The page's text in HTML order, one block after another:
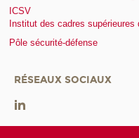
ICSV
Institut des cadres supérieures
Pôle sécurité-défense
RÉSEAUX SOCIAUX